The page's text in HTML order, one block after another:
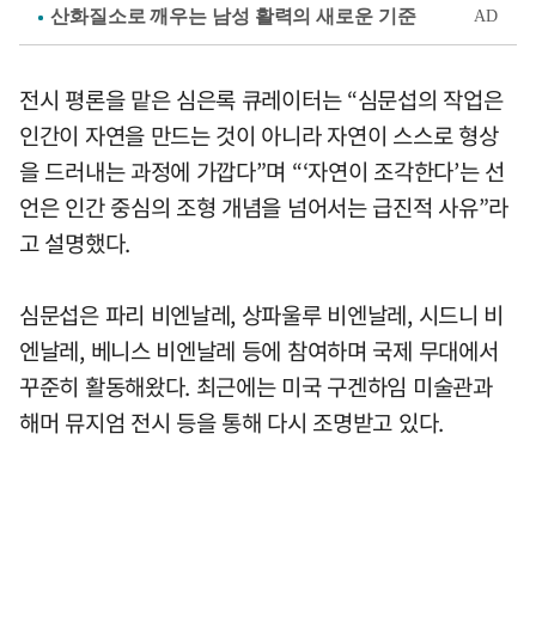
전시 평론을 맡은 심은록 큐레이터는 “심문섭의 작업은
인간이 자연을 만드는 것이 아니라 자연이 스스로 형상
을 드러내는 과정에 가깝다”며 “‘자연이 조각한다’는 선
언은 인간 중심의 조형 개념을 넘어서는 급진적 사유”라
고 설명했다.
심문섭은 파리 비엔날레, 상파울루 비엔날레, 시드니 비
엔날레, 베니스 비엔날레 등에 참여하며 국제 무대에서
꾸준히 활동해왔다. 최근에는 미국 구겐하임 미술관과
해머 뮤지엄 전시 등을 통해 다시 조명받고 있다.